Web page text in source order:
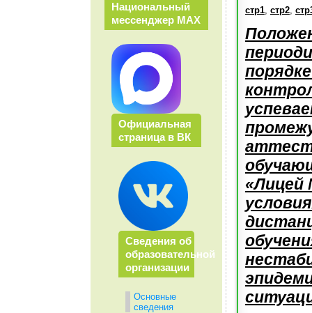
Национальный
мессенджер МАХ
Официальная
страница в ВК
Сведения об
образовательной
организации
Основные
сведения
стр1, стр2,
«Лицей